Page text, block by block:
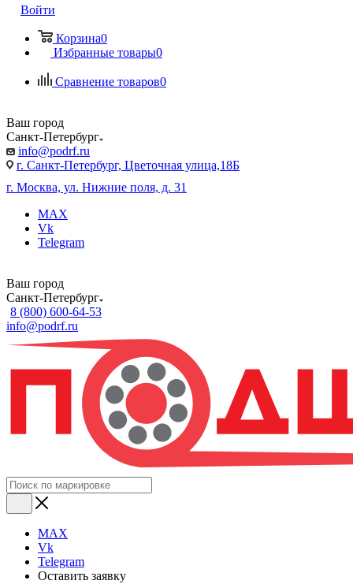
Войти
Корзина0
Избранные товары0
Сравнение товаров0
Ваш город
Санкт-Петербург
info@podrf.ru
г. Санкт-Петербург, Цветочная улица,18Б
г. Москва, ул. Нижние поля, д. 31
MAX
Vk
Telegram
Ваш город
Санкт-Петербург
8 (800) 600-64-53
info@podrf.ru
MAX
Vk
Telegram
Оставить заявку